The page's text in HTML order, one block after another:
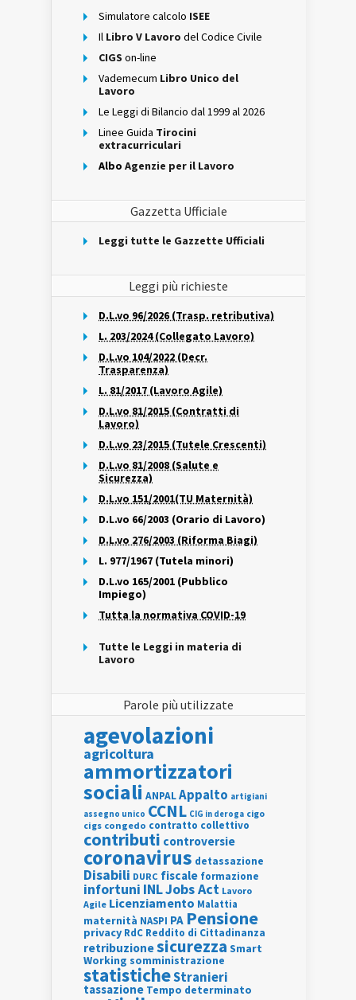
Simulatore calcolo ISEE
Il Libro V Lavoro del Codice Civile
CIGS on-line
Vademecum Libro Unico del
Lavoro
Le Leggi di Bilancio dal 1999 al 2026
Linee Guida Tirocini
extracurriculari
Albo Agenzie per il Lavoro
Gazzetta Ufficiale
Leggi tutte le Gazzette Ufficiali
Leggi più richieste
D.L.vo 96/2026 (Trasp. retributiva)
L. 203/2024 (Collegato Lavoro)
D.L.vo 104/2022 (Decr.
Trasparenza)
L. 81/2017 (Lavoro Agile)
D.L.vo 81/2015 (Contratti di
Lavoro)
D.L.vo 23/2015 (Tutele Crescenti)
D.L.vo 81/2008 (Salute e
Sicurezza)
D.L.vo 151/2001(TU Maternità)
D.L.vo 66/2003 (Orario di Lavoro)
D.L.vo 276/2003 (Riforma Biagi)
L. 977/1967 (Tutela minori)
D.L.vo 165/2001 (Pubblico
Impiego)
Tutta la normativa COVID-19
Tutte le Leggi in materia di
Lavoro
Parole più utilizzate
agevolazioni
agricoltura
ammortizzatori
sociali ANPALAppalto artigiani
assegno unico CCNL CIG in deroga cigo
cigs congedo contratto collettivo
contributi controversie
coronavirus detassazione
Disabili DURC fiscale formazione
infortuni INLJobs Act Lavoro
Agile Licenziamento Malattia
maternità NASPI PA Pensione
privacy RdC Reddito di Cittadinanza
retribuzionesicurezza Smart
Working somministrazione
statisticheStranieri
tassazione Tempo determinato